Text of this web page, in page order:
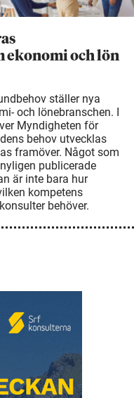
ekonomi och lön
ställer nya
och lönebranschen. I
Myndigheten för
behov utvecklas
framöver. Något som
publicerade
är inte bara hur
kompetens
behöver.